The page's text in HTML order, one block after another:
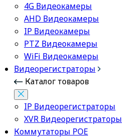
4G Видеокамеры
AHD Видеокамеры
IP Видеокамеры
PTZ Видеокамеры
WiFi Видеокамеры
Видеорегистраторы
Каталог товаров
IP Видеорегистраторы
XVR Видеорегистраторы
Коммутаторы POE